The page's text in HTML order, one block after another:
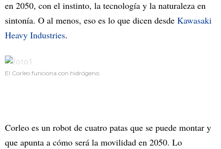
en 2050, con el instinto, la tecnología y la naturaleza en
sintonía. O al menos, eso es lo que dicen desde Kawasaki
Heavy Industries.
El Corleo funciona con hidrógeno.
Corleo es un robot de cuatro patas que se puede montar y
que apunta a cómo será la movilidad en 2050. Lo